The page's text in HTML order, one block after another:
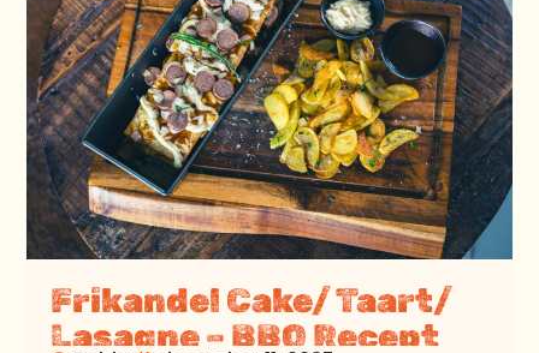
Frikandel Cake/ Taart/
Lasagne – BBQ Recept